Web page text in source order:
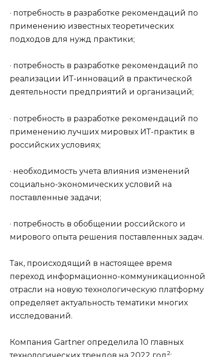
· потребность в разработке рекомендаций по
применению известных теоретических
подходов для нужд практики;
· потребность в разработке рекомендаций по
реализации ИТ-инноваций в практической
деятельности предприятий и организаций;
· потребность в разработке рекомендаций по
применению лучших мировых ИТ-практик в
российских условиях;
· необходимость учета влияния изменений
социально-экономических условий на
поставленные задачи;
· потребность в обобщении российского и
мирового опыта решения поставленных задач.
Так, происходящий в настоящее время
переход информационно-коммуникационной
отрасли на новую технологическую платформу
определяетактуальность тематики многих
исследований.
Компания Gartner определила 10 главных
2